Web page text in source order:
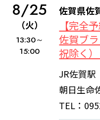
8/25
（火）
13:30～
15:00
佐賀県佐
【完全
佐賀ブ
祝除く
JR佐賀
朝日生命
TEL：